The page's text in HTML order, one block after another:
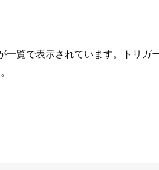
覧で表示されています。トリガ